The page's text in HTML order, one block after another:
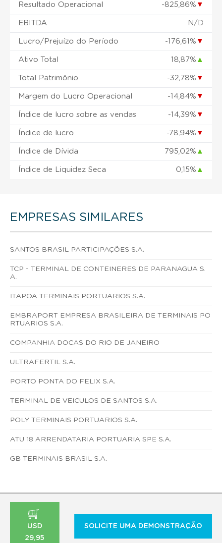
Resultado Operacional -825,86% ▼
EBITDA N/D
Lucro/Prejuízo do Período -176,61% ▼
Ativo Total 18,87% ▲
Total Patrimônio -32,78% ▼
Margem do Lucro Operacional -14,84% ▼
Índice de lucro sobre as vendas -14,39% ▼
Índice de lucro -78,94% ▼
Índice de Dívida 795,02% ▲
Índice de Liquidez Seca 0,15% ▲
EMPRESAS SIMILARES
SANTOS BRASIL PARTICIPAÇÕES S.A.
TCP - TERMINAL DE CONTEINERES DE PARANAGUA S.
A.
ITAPOA TERMINAIS PORTUARIOS S.A.
EMBRAPORT EMPRESA BRASILEIRA DE TERMINAIS PO
RTUARIOS S.A.
COMPANHIA DOCAS DO RIO DE JANEIRO
ULTRAFERTIL S.A.
PORTO PONTA DO FELIX S.A.
TERMINAL DE VEICULOS DE SANTOS S.A.
POLY TERMINAIS PORTUARIOS S.A.
ATU 18 ARRENDATARIA PORTUARIA SPE S.A.
GB TERMINAIS BRASIL S.A.
USD
29,95
SOLICITE UMA DEMONSTRAÇÃO